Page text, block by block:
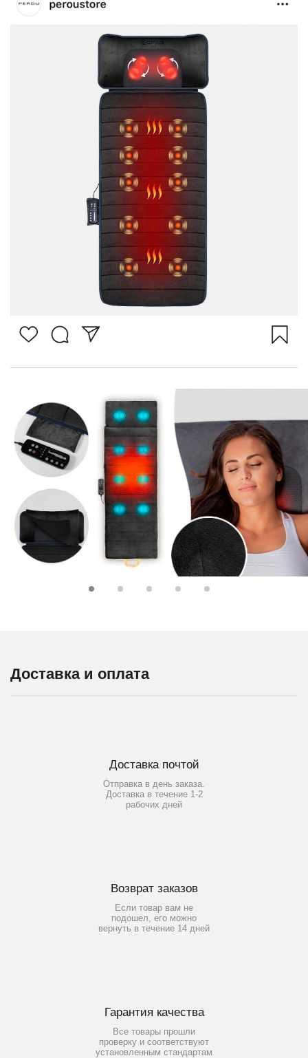
Доставка и оплата
Доставка почтой
Отправка в день заказа.
Доставка в течение 1-2
рабочих дней
Возврат заказов
Если товар вам не
подошел, его можно
вернуть в течение 14 дней
Гарантия качества
Все товары прошли
проверку и соответствуют
установленным стандартам